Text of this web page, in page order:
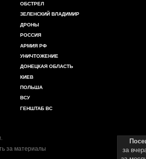
ОБСТРЕЛ
ЗЕЛЕНСКИЙ ВЛАДИМИР
ДРОНЫ
РОССИЯ
АРМИЯ РФ
УНИЧТОЖЕНИЕ
ДОНЕЦКАЯ ОБЛАСТЬ
КИЕВ
ПОЛЬША
ВСУ
ГЕНШТАБ ВС
.
за материалы
за